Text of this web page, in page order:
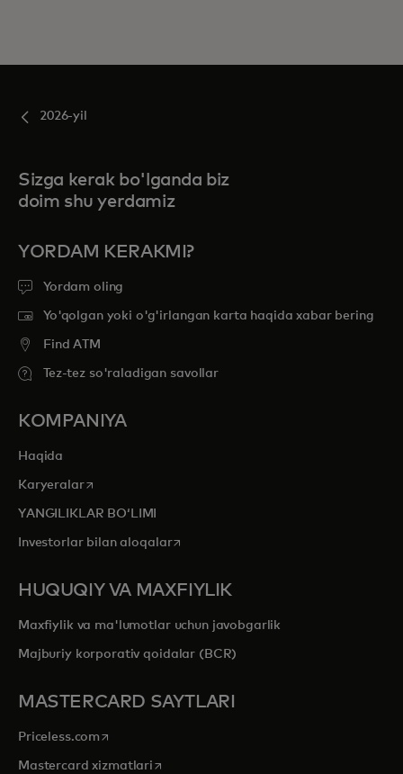
2026-yil
Sizga kerak bo'lganda biz
doim shu yerdamiz
YORDAM KERAKMI?
Yordam oling
Yo'qolgan yoki o'g'irlangan karta haqida xabar bering
Find ATM
Tez-tez so'raladigan savollar
KOMPANIYA
Haqida
Karyeralaropens in a new tab
YANGILIKLAR BOʻLIMI
Investorlar bilan aloqalaropens in a new tab
HUQUQIY VA MAXFIYLIK
Maxfiylik va ma'lumotlar uchun javobgarlik
Majburiy korporativ qoidalar (BCR)
MASTERCARD SAYTLARI
Priceless.com opens in a new tab
Mastercard xizmatlari opens in a new tab